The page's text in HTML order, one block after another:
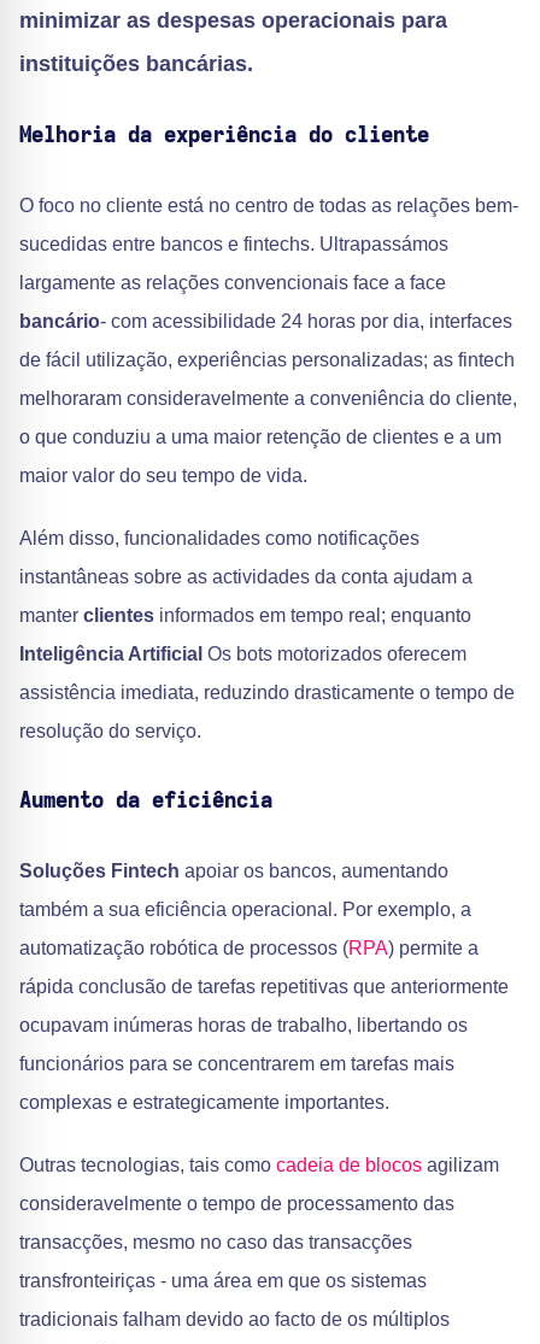
minimizar as despesas operacionais para
instituições bancárias.
Melhoria da experiência do cliente
O foco no cliente está no centro de todas as relações bem-
sucedidas entre bancos e fintechs. Ultrapassámos
largamente as relações convencionais face a face
bancário- com acessibilidade 24 horas por dia, interfaces
de fácil utilização, experiências personalizadas; as fintech
melhoraram consideravelmente a conveniência do cliente,
o que conduziu a uma maior retenção de clientes e a um
maior valor do seu tempo de vida.
Além disso, funcionalidades como notificações
instantâneas sobre as actividades da conta ajudam a
manter clientes informados em tempo real; enquanto
Inteligência Artificial Os bots motorizados oferecem
assistência imediata, reduzindo drasticamente o tempo de
resolução do serviço.
Aumento da eficiência
Soluções Fintech apoiar os bancos, aumentando
também a sua eficiência operacional. Por exemplo, a
automatização robótica de processos (RPA) permite a
rápida conclusão de tarefas repetitivas que anteriormente
ocupavam inúmeras horas de trabalho, libertando os
funcionários para se concentrarem em tarefas mais
complexas e estrategicamente importantes.
Outras tecnologias, tais como cadeia de blocos agilizam
consideravelmente o tempo de processamento das
transacções, mesmo no caso das transacções
transfronteiriças - uma área em que os sistemas
tradicionais falham devido ao facto de os múltiplos